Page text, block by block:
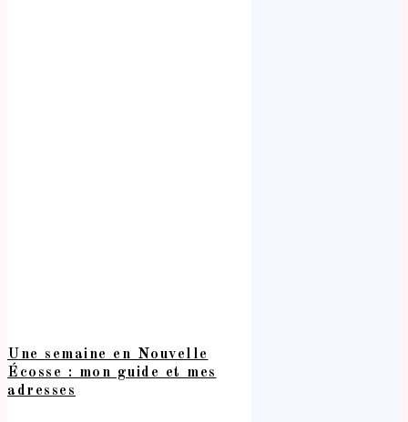
Une semaine en Nouvelle
Écosse : mon guide et mes
adresses